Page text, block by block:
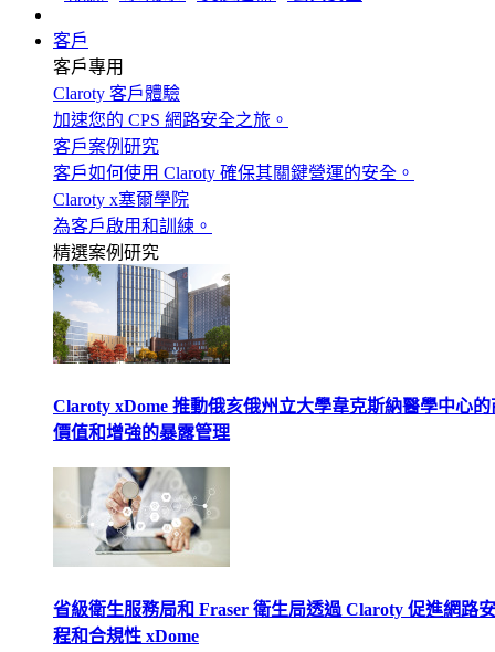
客戶
客戶專用
Claroty 客戶體驗
加速您的 CPS 網路安全之旅。
客戶案例研究
客戶如何使用 Claroty 確保其關鍵營運的安全。
Claroty x塞爾學院
為客戶啟用和訓練。
精選案例研究
Claroty xDome 推動俄亥俄州立大學韋克斯納醫學中心的
價值和增強的暴露管理
省級衛生服務局和 Fraser 衛生局透過 Claroty 促進網路
程和合規性 xDome